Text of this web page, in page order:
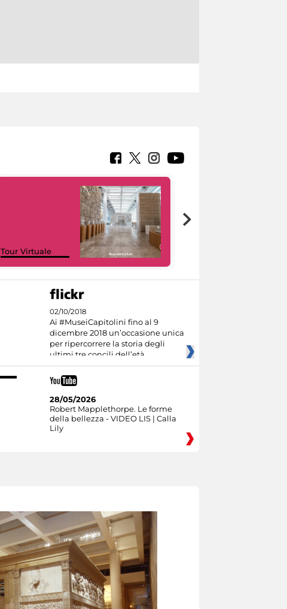
Tour Virtuale
02/10/2018
Ai #MuseiCapitolini fino al 9
dicembre 2018 un’occasione unica
per ripercorrere la storia degli
ultimi tre concili dell’età
28/05/2026
Robert Mapplethorpe. Le forme
della bellezza - VIDEO LIS | Calla
Lily